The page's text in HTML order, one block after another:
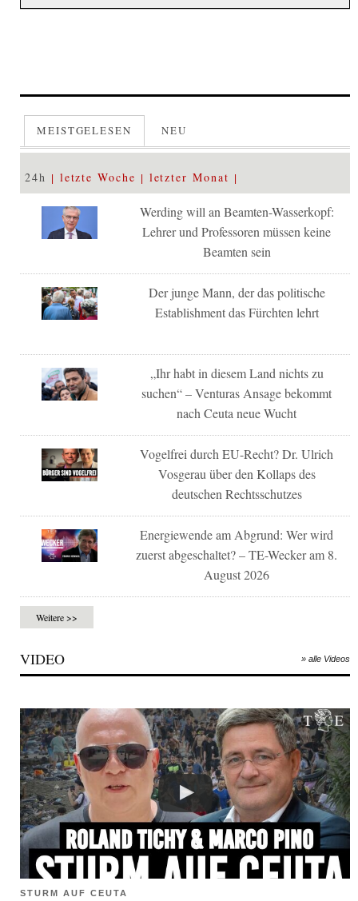
MEISTGELESEN NEU
24h letzte Woche letzter Monat
Werding will an Beamten-Wasserkopf:
Lehrer und Professoren müssen keine
Beamten sein
Der junge Mann, der das politische
Establishment das Fürchten lehrt
„Ihr habt in diesem Land nichts zu
suchen“ – Venturas Ansage bekommt
nach Ceuta neue Wucht
Vogelfrei durch EU-Recht? Dr. Ulrich
Vosgerau über den Kollaps des
deutschen Rechtsschutzes
Energiewende am Abgrund: Wer wird
zuerst abgeschaltet? – TE-Wecker am 8.
August 2026
Weitere >>
VIDEO » alle Videos
STURM AUF CEUTA